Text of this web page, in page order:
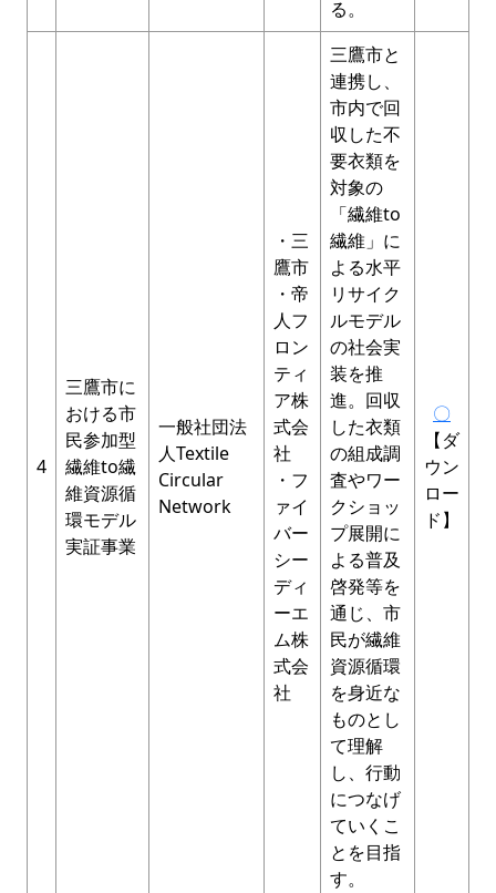
る。
4
三鷹市に
おける市
民参加型
繊維to繊
維資源循
環モデル
実証事業
一般社団法
人Textile
Circular
Network
・三
鷹市
・帝
人フ
ロン
ティ
ア株
式会
社
・フ
ァイ
バー
シー
ディ
ーエ
ム株
式会
社
三鷹市と
連携し、
市内で回
収した不
要衣類を
対象の
「繊維to
繊維」に
よる水平
リサイク
ルモデル
の社会実
装を推
進。回収
した衣類
の組成調
査やワー
クショッ
プ展開に
よる普及
啓発等を
通じ、市
民が繊維
資源循環
を身近な
ものとし
て理解
し、行動
につなげ
ていくこ
とを目指
す。
〇
【ダ
ウン
ロー
ド】